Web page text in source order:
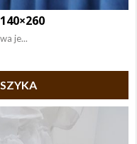
je...